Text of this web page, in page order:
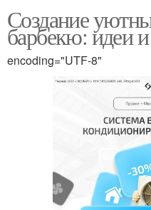
Создание
барбекю: идеи
encoding="UTF-8"